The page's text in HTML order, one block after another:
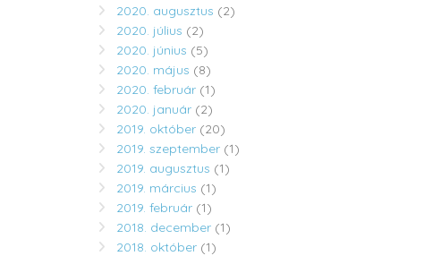
2020. augusztus (2)
2020. július (2)
2020. június (5)
2020. május (8)
2020. február(1)
2020. január(2)
2019. október(20)
2019. szeptember(1)
2019. augusztus (1)
2019. március (1)
2019. február(1)
2018. december(1)
2018. október(1)